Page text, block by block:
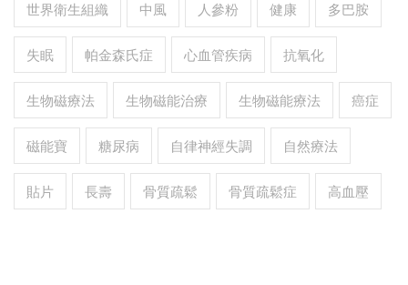
世界衛生組織 中風 人參粉 健康 多巴胺
失眠 帕金森氏症 心血管疾病 抗氧化
生物磁療法 生物磁能治療 生物磁能療法 癌症
磁能寶 糖尿病 自律神經失調 自然療法
貼片 長壽 骨質疏鬆 骨質疏鬆症 高血壓